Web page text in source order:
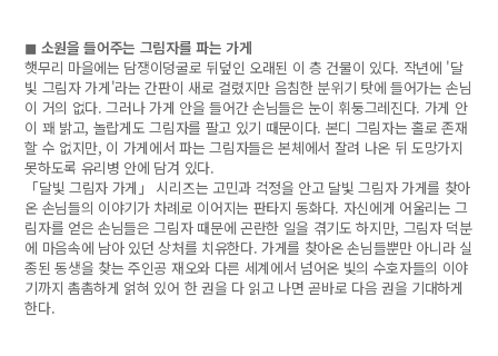
◼ 소원을 들어주는 그림자를 파는 가게
햇무리 마을에는 담쟁이덩굴로 뒤덮인 오래된 이 층 건물이 있다. 작년에 '달
빛 그림자 가게'라는 간판이 새로 걸렸지만 음침한 분위기 탓에 들어가는 손님
이 거의 없다. 그러나 가게 안을 들어간 손님들은 눈이 휘둥그레진다. 가게 안
이 꽤 밝고, 놀랍게도 그림자를 팔고 있기 때문이다. 본디 그림자는 홀로 존재
할 수 없지만, 이 가게에서 파는 그림자들은 본체에서 잘려 나온 뒤 도망가지
못하도록 유리병 안에 담겨 있다.
「달빛 그림자 가게」 시리즈는 고민과 걱정을 안고 달빛 그림자 가게를 찾아
온 손님들의 이야기가 차례로 이어지는 판타지 동화다. 자신에게 어울리는 그
림자를 얻은 손님들은 그림자 때문에 곤란한 일을 겪기도 하지만, 그림자 덕분
에 마음속에 남아 있던 상처를 치유한다. 가게를 찾아온 손님들뿐만 아니라 실
종된 동생을 찾는 주인공 재오와 다른 세계에서 넘어온 빛의 수호자들의 이야
기까지 촘촘하게 얽혀 있어 한 권을 다 읽고 나면 곧바로 다음 권을 기대하게
한다.